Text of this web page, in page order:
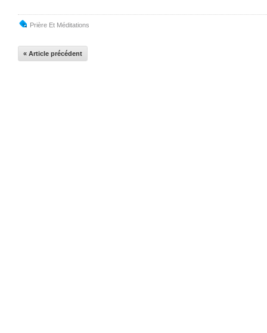
Prière Et Méditations
« Article précédent